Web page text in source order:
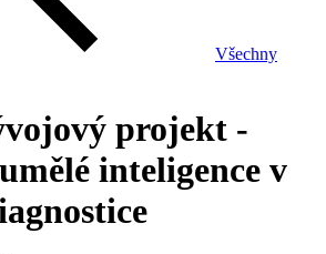
Všechny
projekt -
inteligence v